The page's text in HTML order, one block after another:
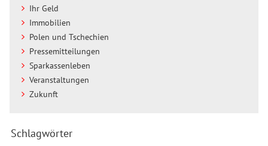
Ihr Geld
Immobilien
Polen und Tschechien
Pressemitteilungen
Sparkassenleben
Veranstaltungen
Zukunft
Schlagwörter